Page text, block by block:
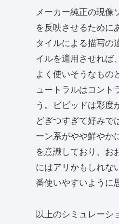
メーカー純正の現像
を反映させるために
タイルによる描写の
イルを適用させれば
よく使いそうなもの
ュートラルはコント
う。ビビッドは彩度
どぎつすぎて好みで
ーン系がやや鮮やか
を意識しており、お
にはアリかもしれな
番使いやすいように
以上のシミュレーシ